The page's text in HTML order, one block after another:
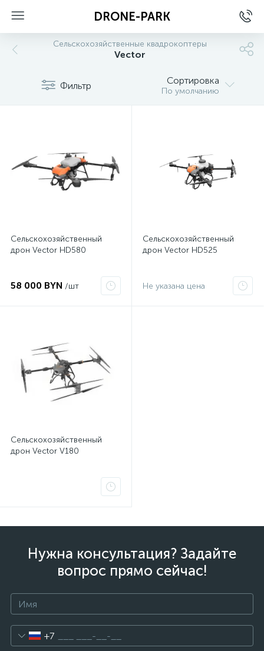
DRONE-PARK
Сельскохозяйственные квадрокоптеры
Vector
Фильтр Сортировка
По умолчанию
Сельскохозяйственный
дрон Vector HD580
58 000 BYN /шт
Сельскохозяйственный
дрон Vector HD525
Не указана цена
Сельскохозяйственный
дрон Vector V180
Нужна консультация? Задайте
вопрос прямо сейчас!
+7